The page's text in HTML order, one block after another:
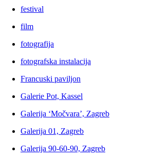
festival
film
fotografija
fotografska instalacija
Francuski paviljon
Galerie Pot, Kassel
Galerija ‘Močvara’, Zagreb
Galerija 01, Zagreb
Galerija 90-60-90, Zagreb